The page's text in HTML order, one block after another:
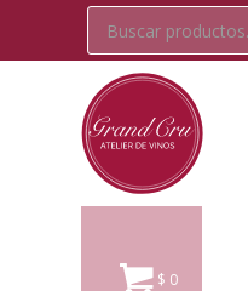
$ 0